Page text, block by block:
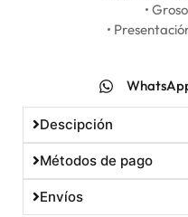
•
•
Descipción
Métodos de pago
Envíos